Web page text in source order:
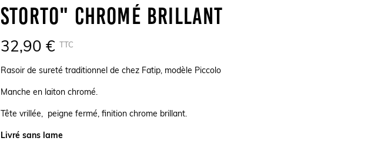
Storto" Chromé Brillant
32,90 € TTC
Rasoir de sureté traditionnel de chez Fatip, modèle Piccolo
Manche en laiton chromé.
Tête vrillée, peigne fermé, finition chrome brillant.
Livré sans lame